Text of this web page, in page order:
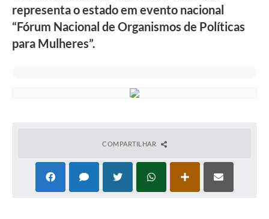
Publicações
Controladoria Geral Municipal
Serviços para o Servidor
representa o estado em evento nacional
“Fórum Nacional de Organismos de Políticas
para Mulheres”.
COMPARTILHAR